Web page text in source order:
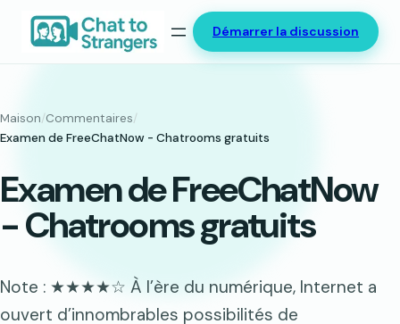
Démarrer la discussion
Maison/Commentaires/
Examen de FreeChatNow - Chatrooms gratuits
Examen de FreeChatNow
- Chatrooms gratuits
Note : ★★★★☆ À l’ère du numérique, Internet a
ouvert d’innombrables possibilités de